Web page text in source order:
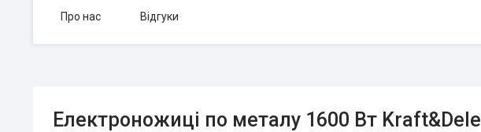
Про нас Відгуки
Електроножиці по металу 1600 Вт Kraft&Dele